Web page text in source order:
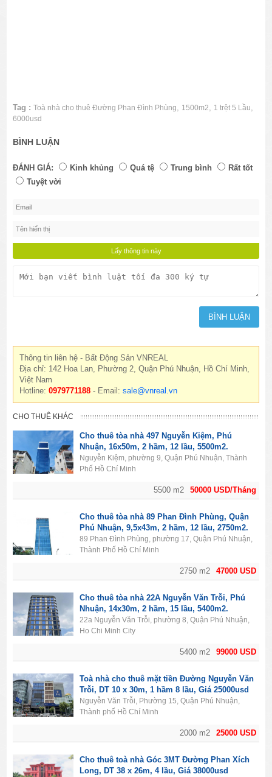
Tag : Toà nhà cho thuê Đường Phan Đình Phùng, 1500m2, 1 trệt 5 Lầu,
6000usd
BÌNH LUẬN
ĐÁNH GIÁ: Kinh khủng Quá tệ Trung bình
Rất tốt
Tuyệt vời
Thông tin liên hệ - Bất Động Sản VNREAL
Địa chỉ: 142 Hoa Lan, Phường 2, Quận Phú Nhuận, Hồ Chí Minh,
Việt Nam
Hotline:0979771188 - Email:sale@vnreal.vn
CHO THUÊ KHÁC
50000 USD/Tháng
5500 m2
Cho thuê tòa nhà 497 Nguyễn Kiệm, Phú
Nhuận, 16x50m, 2 hầm, 12 lầu, 5500m2.
Nguyễn Kiệm, phường 9, Quận Phú Nhuận, Thành
Phố Hồ Chí Minh
47000 USD
2750 m2
Cho thuê tòa nhà 89 Phan Đình Phùng, Quận
Phú Nhuận, 9,5x43m, 2 hầm, 12 lầu, 2750m2.
89 Phan Đình Phùng, phường 17, Quận Phú Nhuận,
Thành Phố Hồ Chí Minh
99000 USD
5400 m2
Cho thuê tòa nhà 22A Nguyễn Văn Trỗi, Phú
Nhuận, 14x30m, 2 hầm, 15 lầu, 5400m2.
22a Nguyễn Văn Trỗi, phường 8, Quận Phú Nhuận,
Ho Chi Minh City
25000 USD
2000 m2
Toà nhà cho thuê mặt tiền Đường Nguyễn Văn
Trỗi, DT 10 x 30m, 1 hầm 8 lầu, Giá 25000usd
Nguyễn Văn Trỗi, Phường 15, Quận Phú Nhuận,
Thành phố Hồ Chí Minh
Cho thuê toà nhà Góc 3MT Đường Phan Xích
Long, DT 38 x 26m, 4 lầu, Giá 38000usd